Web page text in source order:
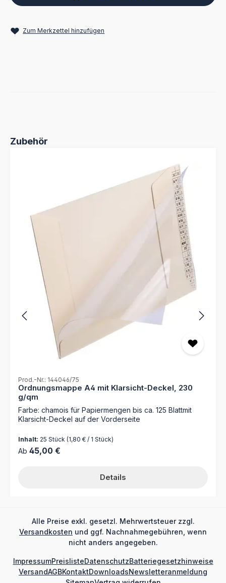
Zum Merkzettel hinzufügen
Produktgalerie überspringen
Zubehör
Prod.-Nr.: 144046/75
Ordnungsmappe A4 mit Klarsicht-Deckel, 230
g/qm
Farbe: chamois für Papiermengen bis ca. 125 Blattmit
Klarsicht-Deckel auf der Vorderseite
Inhalt: 25 Stück (1,80 € / 1 Stück)
Regulärer Preis:
Ab 45,00 €
Details
Alle Preise exkl. gesetzl. Mehrwertsteuer zzgl.
Versandkosten und ggf. Nachnahmegebühren, wenn
nicht anders angegeben.
ImpressumPreislisteDatenschutzBatteriegesetzhinweise
VersandAGBKontaktDownloadsNewsletteranmeldung